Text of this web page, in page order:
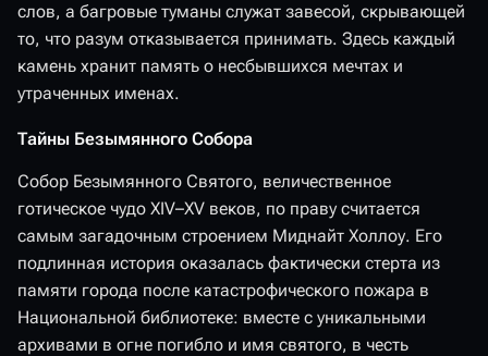
слов, а багровые туманы служат завесой, скрывающей
то, что разум отказывается принимать. Здесь каждый
камень хранит память о несбывшихся мечтах и
утраченных именах.
Тайны Безымянного Собора
Собор Безымянного Святого, величественное
готическое чудо XIV–XV веков, по праву считается
самым загадочным строением Миднайт Холлоу. Его
подлинная история оказалась фактически стерта из
памяти города после катастрофического пожара в
Национальной библиотеке: вместе с уникальными
архивами в огне погибло и имя святого, в честь